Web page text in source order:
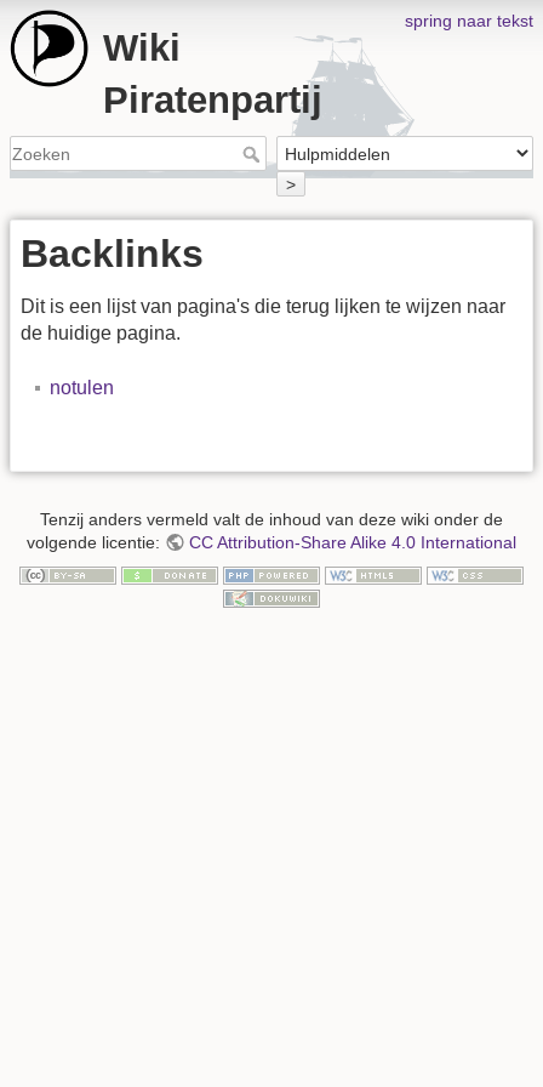
spring naar tekst
Wiki
Piratenpartij
>
Backlinks
Dit is een lijst van pagina's die terug lijken te wijzen naar
de huidige pagina.
notulen
Tenzij anders vermeld valt de inhoud van deze wiki onder de
volgende licentie:
CC Attribution-Share Alike 4.0 International